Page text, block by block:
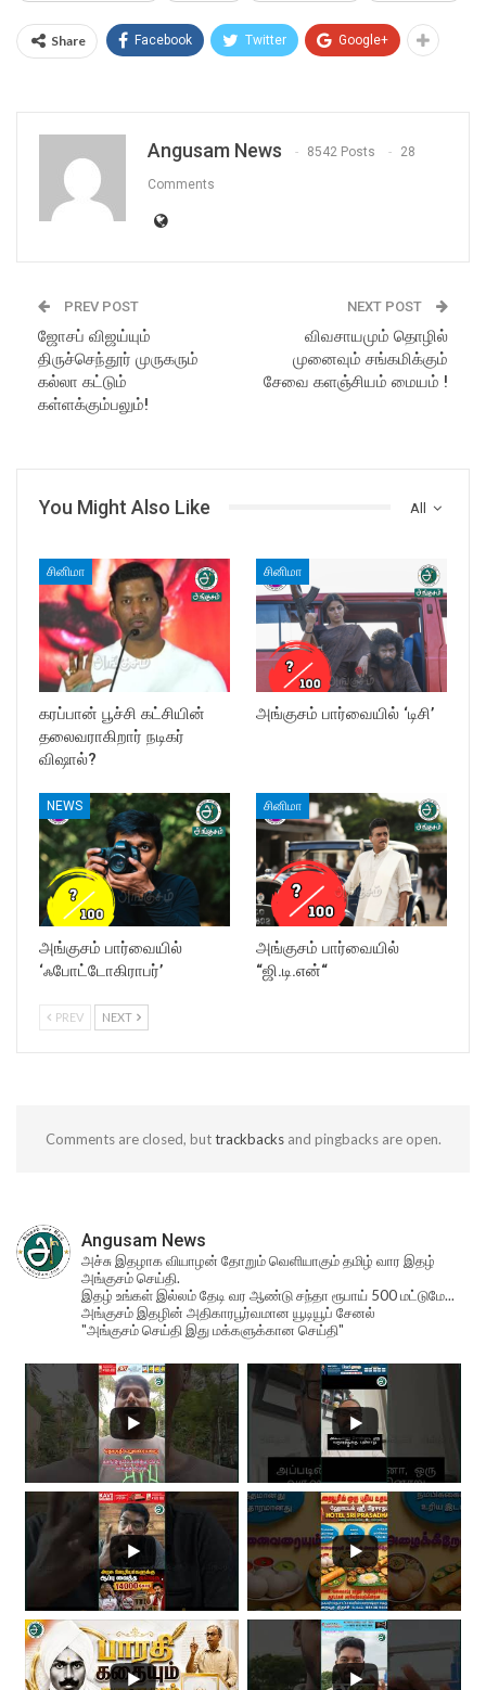
Share Facebook Twitter Google+
Angusam News 8542 Posts 28
Comments
PREV POST
ஜோசப் விஜய்யும்
திருச்செந்தூர் முருகரும்
கல்லா கட்டும்
கள்ளக்கும்பலும்!
NEXT POST
விவசாயமும் தொழில்
முனைவும் சங்கமிக்கும்
சேவை களஞ்சியம் மையம் !
All
You Might Also Like
சினிமா
கரப்பான் பூச்சி கட்சியின்
தலைவராகிறார் நடிகர்
விஷால்?
சினிமா
அங்குசம் பார்வையில் ‘டிசி’
NEWS
அங்குசம் பார்வையில்
‘ஃபோட்டோகிராபர்’
சினிமா
அங்குசம் பார்வையில்
“ஜி.டி.என்“
PREV NEXT
Comments are closed, buttrackbacksand pingbacks are open.
Angusam News
அச்சு இதழாக வியாழன் தோறும் வெளியாகும் தமிழ் வார இதழ்
அங்குசம் செய்தி.
இதழ் உங்கள் இல்லம் தேடி வர ஆண்டு சந்தா ரூபாய் 500 மட்டுமே...
அங்குசம் இதழின் அதிகாரபூர்வமான யூடியூப் சேனல்
"அங்குசம் செய்தி இது மக்களுக்கான செய்தி"